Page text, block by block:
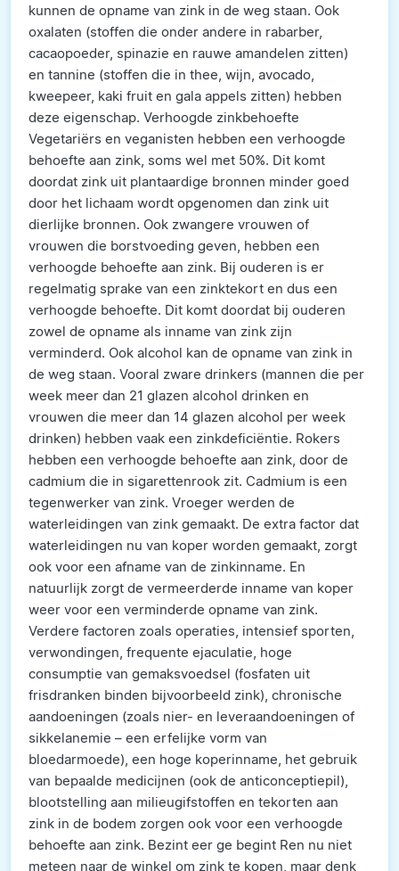
kunnen de opname van zink in de weg staan. Ook
oxalaten (stoffen die onder andere in rabarber,
cacaopoeder, spinazie en rauwe amandelen zitten)
en tannine (stoffen die in thee, wijn, avocado,
kweepeer, kaki fruit en gala appels zitten) hebben
deze eigenschap. Verhoogde zinkbehoefte
Vegetariërs en veganisten hebben een verhoogde
behoefte aan zink, soms wel met 50%. Dit komt
doordat zink uit plantaardige bronnen minder goed
door het lichaam wordt opgenomen dan zink uit
dierlijke bronnen. Ook zwangere vrouwen of
vrouwen die borstvoeding geven, hebben een
verhoogde behoefte aan zink. Bij ouderen is er
regelmatig sprake van een zinktekort en dus een
verhoogde behoefte. Dit komt doordat bij ouderen
zowel de opname als inname van zink zijn
verminderd. Ook alcohol kan de opname van zink in
de weg staan. Vooral zware drinkers (mannen die per
week meer dan 21 glazen alcohol drinken en
vrouwen die meer dan 14 glazen alcohol per week
drinken) hebben vaak een zinkdeficiëntie. Rokers
hebben een verhoogde behoefte aan zink, door de
cadmium die in sigarettenrook zit. Cadmium is een
tegenwerker van zink. Vroeger werden de
waterleidingen van zink gemaakt. De extra factor dat
waterleidingen nu van koper worden gemaakt, zorgt
ook voor een afname van de zinkinname. En
natuurlijk zorgt de vermeerderde inname van koper
weer voor een verminderde opname van zink.
Verdere factoren zoals operaties, intensief sporten,
verwondingen, frequente ejaculatie, hoge
consumptie van gemaksvoedsel (fosfaten uit
frisdranken binden bijvoorbeeld zink), chronische
aandoeningen (zoals nier- en leveraandoeningen of
sikkelanemie – een erfelijke vorm van
bloedarmoede), een hoge koperinname, het gebruik
van bepaalde medicijnen (ook de anticonceptiepil),
blootstelling aan milieugifstoffen en tekorten aan
zink in de bodem zorgen ook voor een verhoogde
behoefte aan zink. Bezint eer ge begint Ren nu niet
meteen naar de winkel om zink te kopen, maar denk